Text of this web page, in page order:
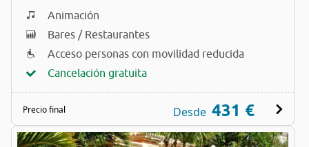
Animación
Bares / Restaurantes
Acceso personas con movilidad reducida
Cancelación gratuita
Precio final Desde 431 €